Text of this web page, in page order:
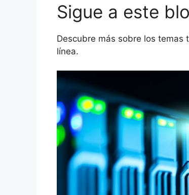
Sigue a este
Descubre más sobre los temas
línea.